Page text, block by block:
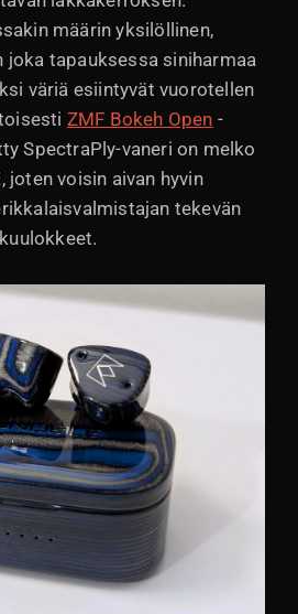
määrin yksilöllinen,
joka tapauksessa siniharmaa
väriä esiintyvät vuorotellen
ZMF Bokeh Open -
SpectraPly-vaneri on melko
joten voisin aivan hyvin
tekevän